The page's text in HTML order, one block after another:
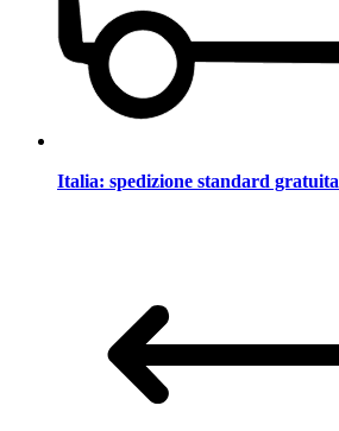
Italia: spedizione standard gratuita